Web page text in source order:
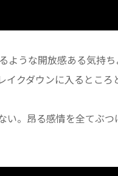
うな開放感ある気持
イクダウンに入るとこ
い。昂る感情を全てぶ